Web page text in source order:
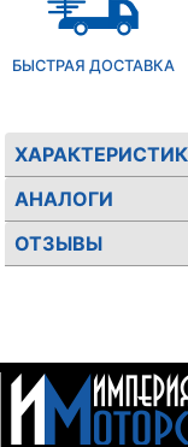
БЫСТРАЯ ДОСТАВКА
АНАЛОГИ
ОТЗЫВЫ